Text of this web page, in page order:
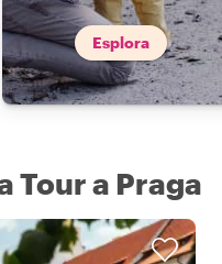
Esplora
Tour a Praga